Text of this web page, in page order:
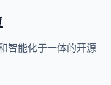
智能化于一体的开源